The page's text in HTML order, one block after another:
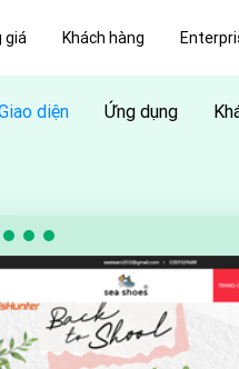
giá Khách hàng
diện Ứng dụng